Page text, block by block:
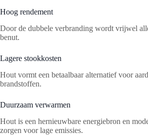
Hoog rendement
Door de dubbele verbranding wordt vrijwel
benut.
Lagere stookkosten
Hout vormt een betaalbaar alternatief voor
brandstoffen.
Duurzaam verwarmen
Hout is een hernieuwbare energiebron en
zorgen voor lage emissies.